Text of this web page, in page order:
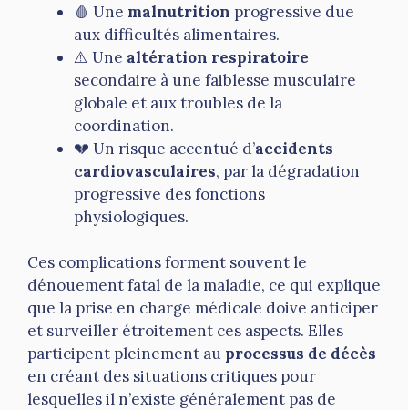
🩸 Une malnutrition progressive due
aux difficultés alimentaires.
⚠️ Une altération respiratoire
secondaire à une faiblesse musculaire
globale et aux troubles de la
coordination.
💔 Un risque accentué d’accidents
cardiovasculaires, par la dégradation
progressive des fonctions
physiologiques.
Ces complications forment souvent le
dénouement fatal de la maladie, ce qui explique
que la prise en charge médicale doive anticiper
et surveiller étroitement ces aspects. Elles
participent pleinement au processus de décès
en créant des situations critiques pour
lesquelles il n’existe généralement pas de